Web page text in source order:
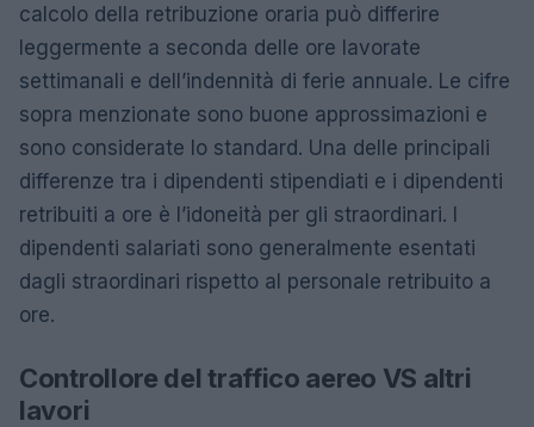
calcolo della retribuzione oraria può differire
leggermente a seconda delle ore lavorate
settimanali e dell’indennità di ferie annuale. Le cifre
sopra menzionate sono buone approssimazioni e
sono considerate lo standard. Una delle principali
differenze tra i dipendenti stipendiati e i dipendenti
retribuiti a ore è l’idoneità per gli straordinari. I
dipendenti salariati sono generalmente esentati
dagli straordinari rispetto al personale retribuito a
ore.
Controllore del traffico aereo VS altri
lavori